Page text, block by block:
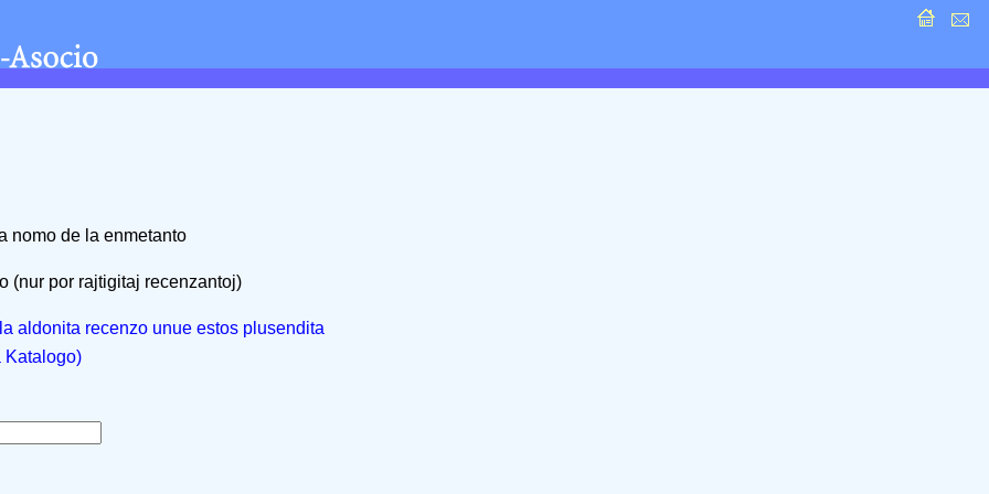
nomo de la enmetanto
(nur por rajtigitaj recenzantoj)
aldonita recenzo unue estos plusendita
Katalogo)